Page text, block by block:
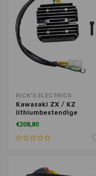
RICK'S ELECTRICS
Kawasaki ZX / KZ
lithiumbestendige
gelijkrichterregelaar 81-
05
€208,80